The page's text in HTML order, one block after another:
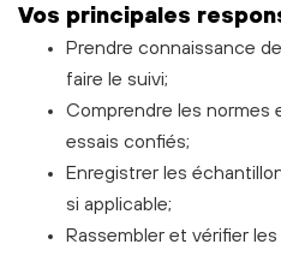
Vos principales
Prendre connaissance
faire le suivi;
Comprendre les normes
essais confiés;
Enregistrer les
si applicable;
Rassembler et vérifier